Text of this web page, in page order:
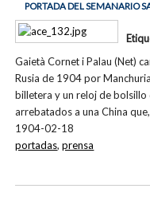
PORTADA DEL SEMANARIO
Gaietà Cornet i Palau (Net)
Rusia de 1904 por
billetera y un reloj de bolsillo
arrebatados a una China
1904-02-18
portadas,prensa